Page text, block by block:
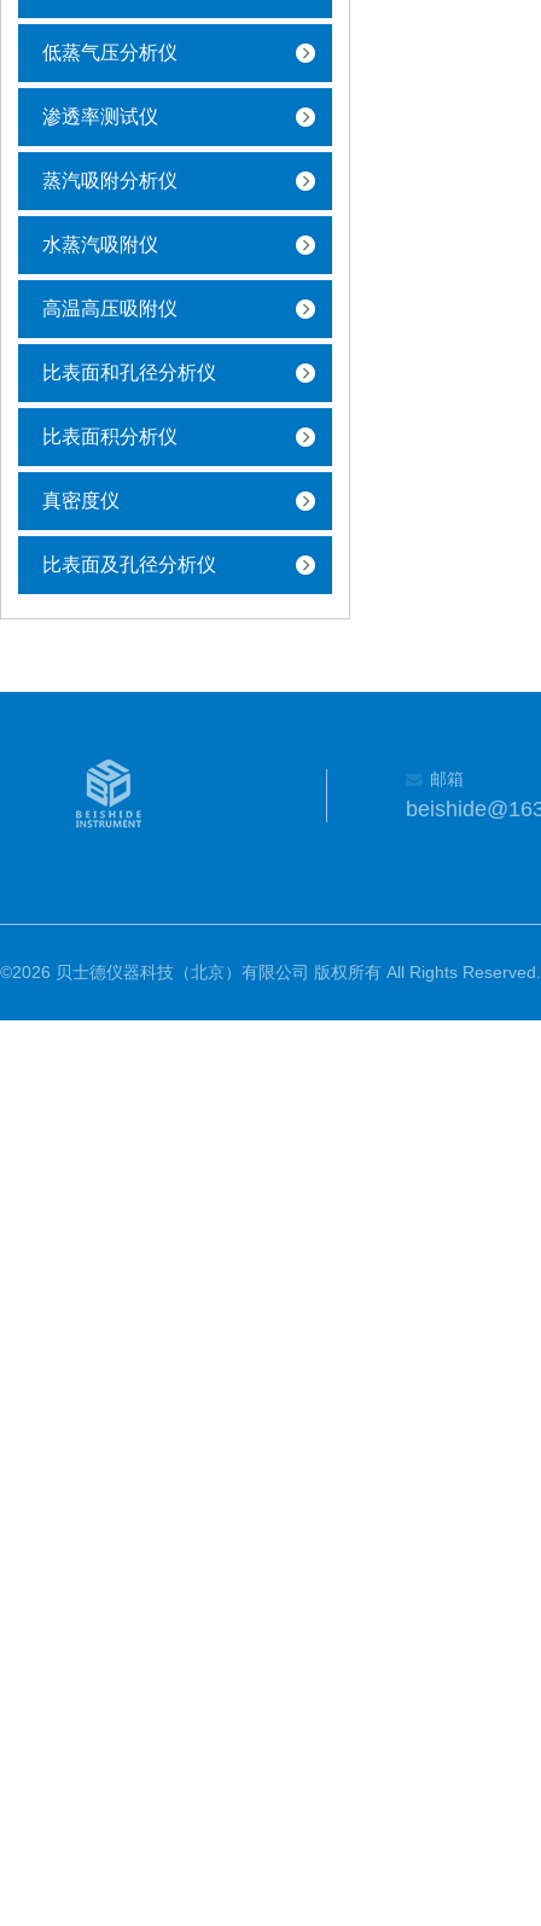
低蒸气压分析仪
渗透率测试仪
蒸汽吸附分析仪
水蒸汽吸附仪
高温高压吸附仪
比表面和孔径分析仪
比表面积分析仪
真密度仪
比表面及孔径分析仪
邮箱
©2026 贝士德仪器科技（北京）有限公司 版权所有 All Rights Reserved.